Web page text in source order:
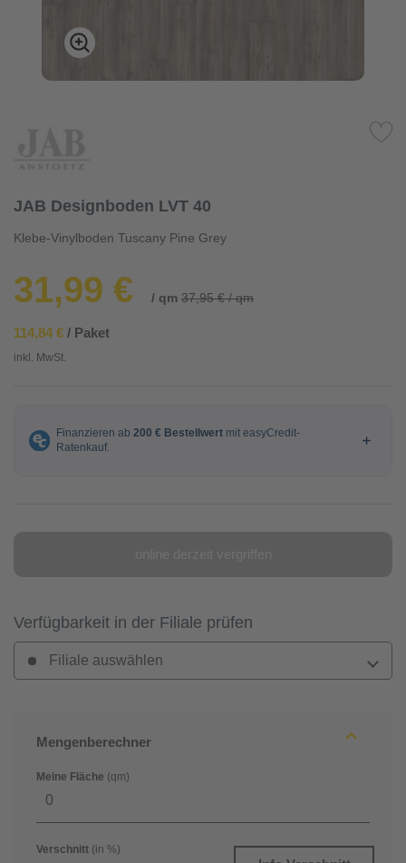
JAB Designboden LVT 40
Klebe-Vinylboden Tuscany Pine Grey
31,99 € / qm 37,95 € / qm
114,84 € / Paket
inkl. MwSt.
Verfügbarkeit in der Filiale prüfen
Filiale auswählen
Mengenberechner
Meine Fläche (qm)
Verschnitt (in %)